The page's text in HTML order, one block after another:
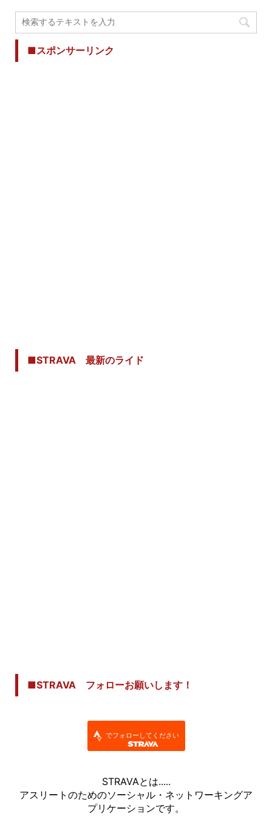
■スポンサーリンク
■STRAVA 最新のライド
■STRAVA フォローお願いします！
でフォローしてください
STRAVAとは.....
アスリートのためのソーシャル・ネットワーキングア
プリケーションです。